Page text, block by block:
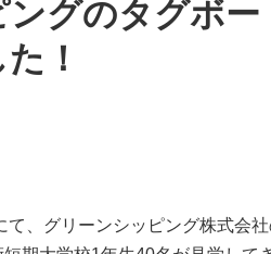
グのタグボ
！
、グリーンシッピング株式会